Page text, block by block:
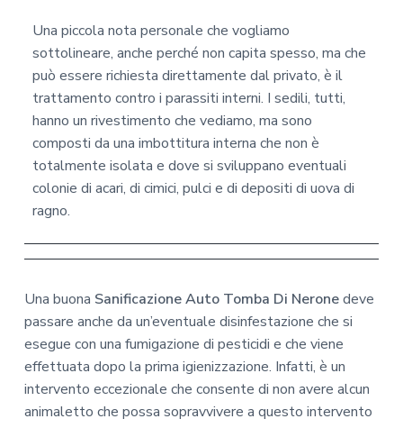
Una piccola nota personale che vogliamo
sottolineare, anche perché non capita spesso, ma che
può essere richiesta direttamente dal privato, è il
trattamento contro i parassiti interni. I sedili, tutti,
hanno un rivestimento che vediamo, ma sono
composti da una imbottitura interna che non è
totalmente isolata e dove si sviluppano eventuali
colonie di acari, di cimici, pulci e di depositi di uova di
ragno.
Una buona Sanificazione Auto Tomba Di Neronedeve
passare anche da un’eventuale disinfestazione che si
esegue con una fumigazione di pesticidi e che viene
effettuata dopo la prima igienizzazione. Infatti, è un
intervento eccezionale che consente di non avere alcun
animaletto che possa sopravvivere a questo intervento